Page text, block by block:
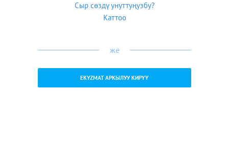
Сыр сөздү унуттуңузбу?
Каттоо
же
EKYZMAT АРКЫЛУУ КИРҮҮ